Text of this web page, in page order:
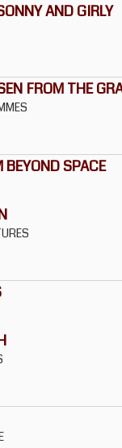
AND GIRLY
FROM THE
BEYOND SPACE